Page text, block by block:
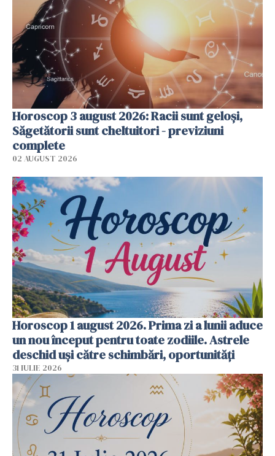
Horoscop 3 august 2026: Racii sunt geloși,
Săgetătorii sunt cheltuitori - previziuni
complete
02 AUGUST 2026
Horoscop 1 august 2026. Prima zi a lunii aduce
un nou început pentru toate zodiile. Astrele
deschid uși către schimbări, oportunități
31 IULIE 2026